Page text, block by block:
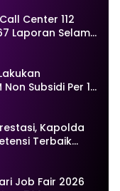
Center 112
Laporan Selama
Subsidi Per 1
Kapolda
Terbaik
Job Fair 2026